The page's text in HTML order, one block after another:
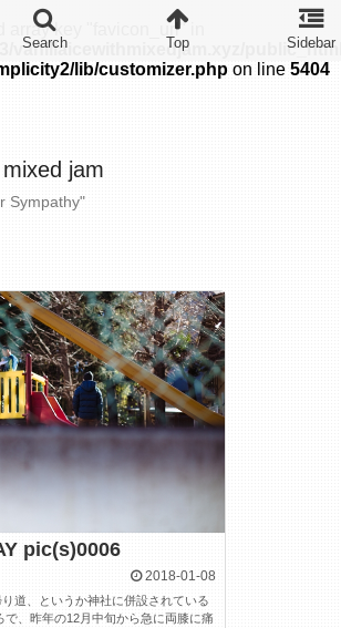
array key "favicon_url" in
vanillaicewithmixedjam.xyz/
lib/customizer.php on line 5404
jam
Sympathy"
pic(s)0006
2018-01-08
道、というか神社に併設されている
で、昨年の12月中旬から急に両膝に痛